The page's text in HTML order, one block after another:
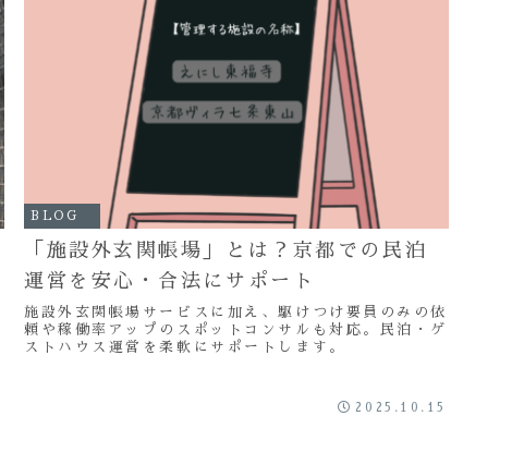
BLOG
「施設外玄関帳場」とは？京都での民泊
運営を安心・合法にサポート
施設外玄関帳場サービスに加え、駆けつけ要員のみの依
頼や稼働率アップのスポットコンサルも対応。民泊・ゲ
ストハウス運営を柔軟にサポートします。
2025.10.15